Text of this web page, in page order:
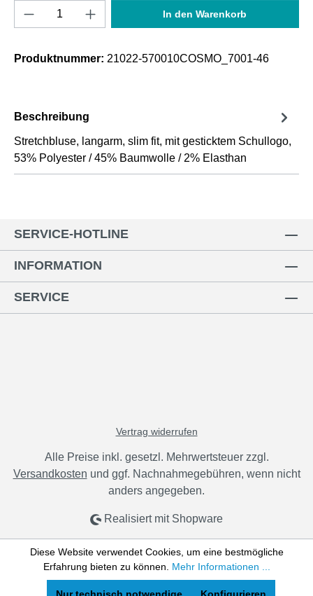
Produkt Anzahl: Gib den gewünschten
In den Warenkorb
Produktnummer: 21022-570010COSMO_7001-46
Beschreibung
Stretchbluse, langarm, slim fit, mit gesticktem Schullogo,
53% Polyester / 45% Baumwolle / 2% Elasthan
SERVICE-HOTLINE
INFORMATION
SERVICE
Vertrag widerrufen
Alle Preise inkl. gesetzl. Mehrwertsteuer zzgl.
Versandkosten und ggf. Nachnahmegebühren, wenn nicht
anders angegeben.
Realisiert mit Shopware
Diese Website verwendet Cookies, um eine bestmögliche
Erfahrung bieten zu können. Mehr Informationen ...